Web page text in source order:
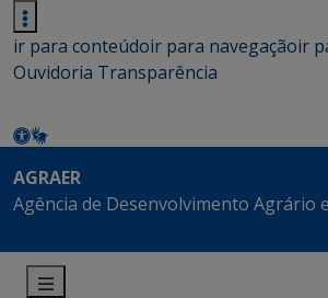
ir para conteúdoir para navegaçãoir
Ouvidoria Transparência
AGRAER
Agência de Desenvolvimento Agrário